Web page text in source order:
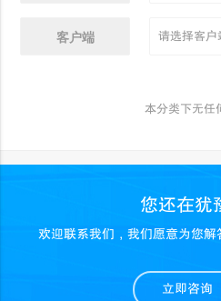
客户端
本分类下无任
您还在犹
欢迎联系我们，我们愿意为您解
立即咨